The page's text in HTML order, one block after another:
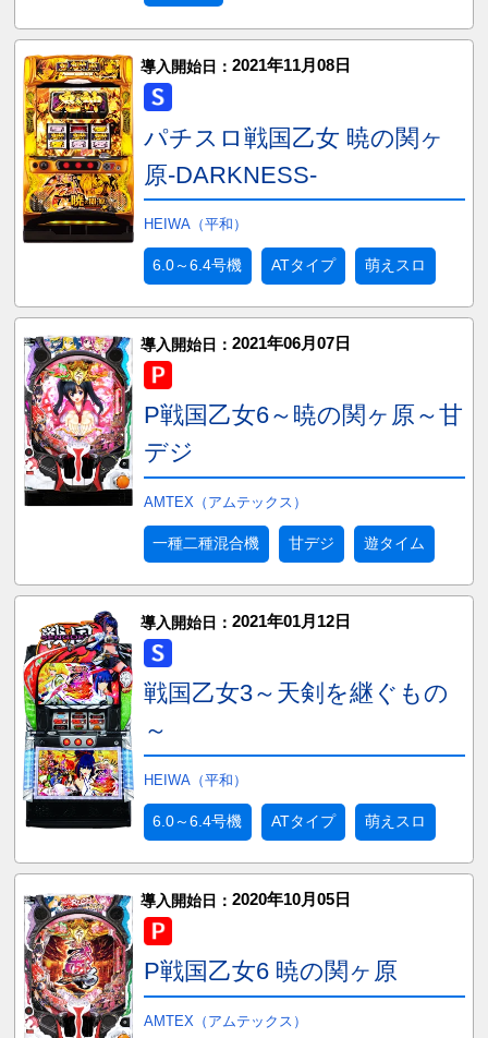
導入開始日： 2021年11月08日
パチスロ戦国乙女 暁の関ヶ
原-DARKNESS-
HEIWA（平和）
6.0～6.4号機 ATタイプ 萌えスロ
導入開始日： 2021年06月07日
P戦国乙女6～暁の関ヶ原～甘
デジ
AMTEX（アムテックス）
一種二種混合機 甘デジ 遊タイム
導入開始日： 2021年01月12日
戦国乙女3～天剣を継ぐもの
～
HEIWA（平和）
6.0～6.4号機 ATタイプ 萌えスロ
導入開始日： 2020年10月05日
P戦国乙女6 暁の関ヶ原
AMTEX（アムテックス）